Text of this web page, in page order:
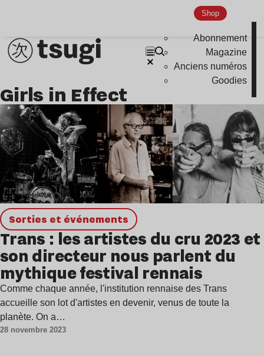
Shop
Abonnement
Magazine
Anciens numéros
Goodies
Nu Jazz
Girls in Effect
Sorties et événements
Trans : les artistes du cru 2023 et
son directeur nous parlent du
mythique festival rennais
Comme chaque année, l'institution rennaise des Trans
accueille son lot d'artistes en devenir, venus de toute la
planète. On a…
28 novembre 2023